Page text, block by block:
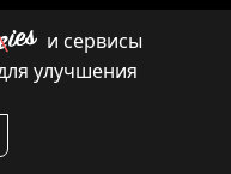
и сервисы
улучшения